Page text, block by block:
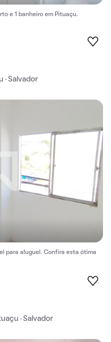
e 1 banheiro em Pituaçu.
· Salvador
para aluguel. Confira esta ótima
· Salvador